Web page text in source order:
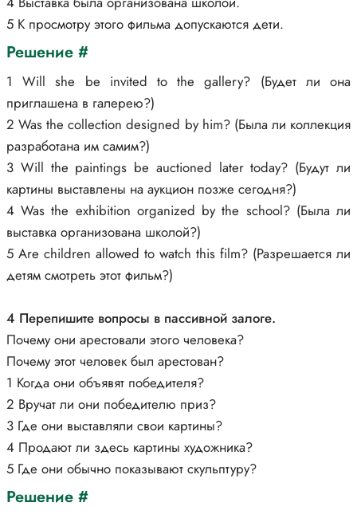
5 К просмотру этого фильма допускаются дети.
Решение #
1 Will she be invited to the gallery? (Будет ли она
приглашена в галерею?)
2 Was the collection designed by him? (Была ли коллекция
разработана им самим?)
3 Will the paintings be auctioned later today? (Будут ли
картины выставлены на аукцион позже сегодня?)
4 Was the exhibition organized by the school? (Была ли
выставка организована школой?)
5 Are children allowed to watch this film? (Разрешается ли
детям смотреть этот фильм?)
4 Перепишите вопросы в пассивной залоге.
Почему они арестовали этого человека?
Почему этот человек был арестован?
1 Когда они объявят победителя?
2 Вручат ли они победителю приз?
3 Где они выставляли свои картины?
4 Продают ли здесь картины художника?
5 Где они обычно показывают скульптуру?
Решение #